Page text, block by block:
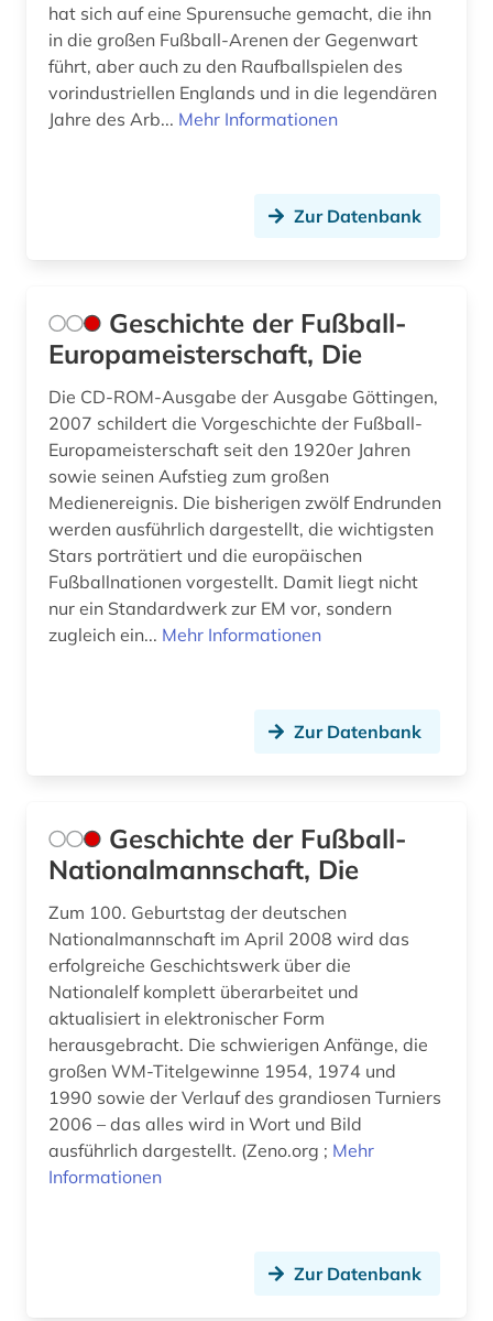
hat sich auf eine Spurensuche gemacht, die ihn
in die großen Fußball-Arenen der Gegenwart
führt, aber auch zu den Raufballspielen des
vorindustriellen Englands und in die legendären
Jahre des Arb... Mehr Informationen
Zur Datenbank
Geschichte der Fußball-
Europameisterschaft, Die
Die CD-ROM-Ausgabe der Ausgabe Göttingen,
2007 schildert die Vorgeschichte der Fußball-
Europameisterschaft seit den 1920er Jahren
sowie seinen Aufstieg zum großen
Medienereignis. Die bisherigen zwölf Endrunden
werden ausführlich dargestellt, die wichtigsten
Stars porträtiert und die europäischen
Fußballnationen vorgestellt. Damit liegt nicht
nur ein Standardwerk zur EM vor, sondern
zugleich ein... Mehr Informationen
Zur Datenbank
Geschichte der Fußball-
Nationalmannschaft, Die
Zum 100. Geburtstag der deutschen
Nationalmannschaft im April 2008 wird das
erfolgreiche Geschichtswerk über die
Nationalelf komplett überarbeitet und
aktualisiert in elektronischer Form
herausgebracht. Die schwierigen Anfänge, die
großen WM-Titelgewinne 1954, 1974 und
1990 sowie der Verlauf des grandiosen Turniers
2006 – das alles wird in Wort und Bild
ausführlich dargestellt. (Zeno.org ; Mehr
Informationen
Zur Datenbank